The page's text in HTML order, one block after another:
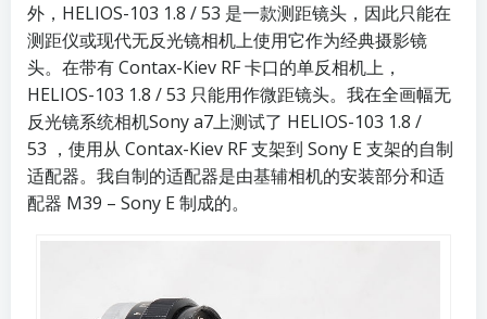
外，HELIOS-103 1.8 / 53 是一款测距镜头，因此只能在
测距仪或现代无反光镜相机上使用它作为经典摄影镜
头。在带有 Contax-Kiev RF 卡口的单反相机上，
HELIOS-103 1.8 / 53 只能用作微距镜头。我在全画幅无
反光镜系统相机Sony a7上测试了 HELIOS-103 1.8 /
53 ，使用从 Contax-Kiev RF 支架到 Sony E 支架的自制
适配器。我自制的适配器是由基辅相机的安装部分和适
配器 M39 – Sony E 制成的。